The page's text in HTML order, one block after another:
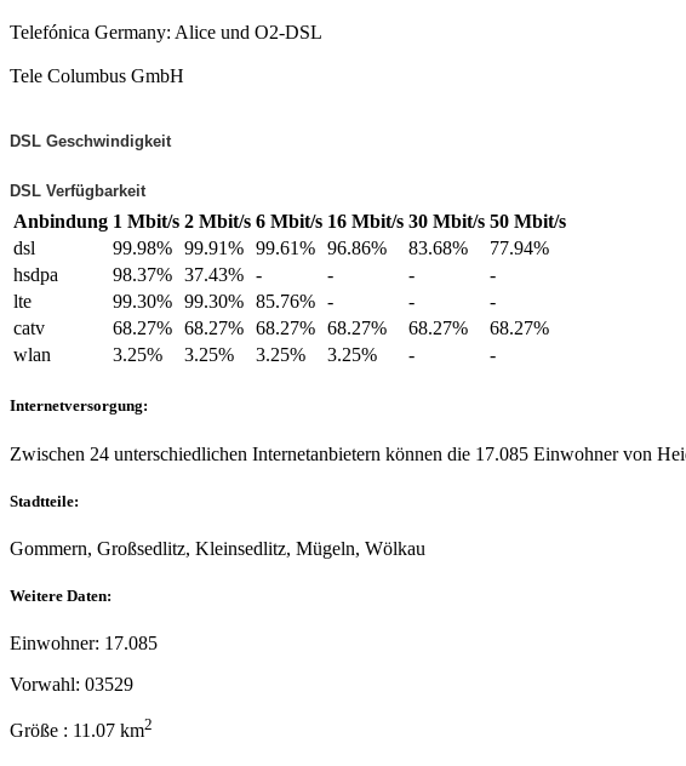
Telefónica Germany: Alice und O2-DSL
Tele Columbus GmbH
DSL Geschwindigkeit
DSL Verfügbarkeit
Anbindung 1 Mbit/s 2 Mbit/s 6 Mbit/s 16 Mbit/s 30 Mbit/s 50 Mbit/s
dsl
99.98% 99.91% 99.61% 96.86% 83.68%
77.94%
hsdpa
98.37% 37.43% - - -
-
lte
99.30% 99.30% 85.76% - -
-
catv
68.27% 68.27% 68.27% 68.27% 68.27%
68.27%
wlan
3.25% 3.25% 3.25% 3.25% - -
Internetversorgung:
Zwischen 24 unterschiedlichen Internetanbietern können die 17.085 Einwohner von
Stadtteile:
Gommern, Großsedlitz, Kleinsedlitz, Mügeln, Wölkau
Weitere Daten:
Einwohner: 17.085
Vorwahl: 03529
Größe : 11.07 km2